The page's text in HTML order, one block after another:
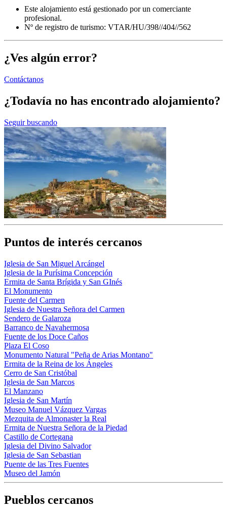
Este alojamiento está gestionado por un comerciante
profesional.
Nº de registro de turismo: VTAR/HU/398//404//562
¿Ves algún error?
Contáctanos
¿Todavía no has encontrado alojamiento?
Seguir buscando
Puntos de interés cercanos
Iglesia de San Miguel Arcángel
Iglesia de la Purísima Concepción
Ermita de Santa Brígida y San GInés
El Monumento
Fuente del Carmen
Iglesia de Nuestra Señora del Carmen
Sendero de Galaroza
Barranco de Navahermosa
Fuente de los Doce Caños
Plaza El Coso
Monumento Natural "Peña de Arias Montano"
Ermita de la Reina de los Ángeles
Cerro de San Cristóbal
Iglesia de San Marcos
El Manzano
Iglesia de San Martín
Museo Manuel Vázquez Vargas
Mezquita de Almonaster la Real
Ermita de Nuestra Señora de la Piedad
Castillo de Cortegana
Iglesia del Divino Salvador
Iglesia de San Sebastian
Puente de las Tres Fuentes
Museo del Jamón
Pueblos cercanos